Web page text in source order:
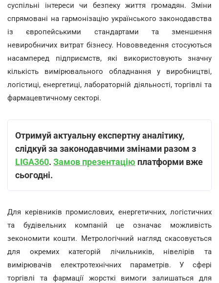
суспільні інтереси чи безпеку життя громадян. Зміни
спрямовані на гармонізацію українського законодавства
із європейськими стандартами та зменшення
невиробничих витрат бізнесу. Нововведення стосуються
насамперед підприємств, які використовують значну
кількість вимірювального обладнання у виробництві,
логістиці, енергетиці, лабораторній діяльності, торгівлі та
фармацевтичному секторі.
Отримуй актуальну експертну аналітику,
слідкуй за законодавчими змінами разом з
LIGA360. Замов презентацію платформи вже
сьогодні.
Для керівників промислових, енергетичних, логістичних
та будівельних компаній це означає можливість
зекономити кошти. Метрологічний нагляд скасовується
для окремих категорій лічильників, нівелірів та
вимірювачів електротехнічних параметрів. У сфері
торгівлі та фармації жорсткі вимоги залишаться для